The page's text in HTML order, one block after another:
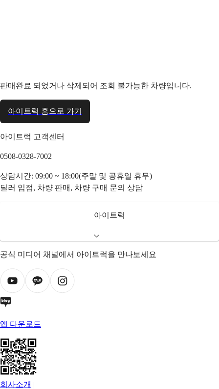
판매완료 되었거나 삭제되어 조회 불가능한 차량입니다.
아이트럭 홈으로 가기
아이트럭 고객센터
0508-0328-7002
상담시간: 09:00 ~ 18:00(주말 및 공휴일 휴무)
딜러 입점, 차량 판매, 차량 구매 문의 상담
아이트럭
공식 미디어 채널에서 아이트럭을 만나보세요
앱 다운로드
회사소개 |